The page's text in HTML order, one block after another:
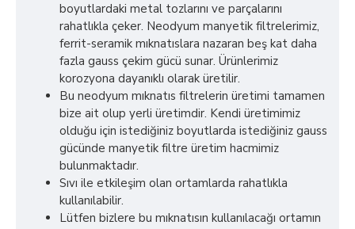
boyutlardaki metal tozlarını ve parçalarını
rahatlıkla çeker. Neodyum manyetik filtrelerimiz,
ferrit-seramik mıknatıslara nazaran beş kat daha
fazla gauss çekim gücü sunar. Ürünlerimiz
korozyona dayanıklı olarak üretilir.
Bu neodyum mıknatıs filtrelerin üretimi tamamen
bize ait olup yerli üretimdir. Kendi üretimimiz
olduğu için istediğiniz boyutlarda istediğiniz gauss
gücünde manyetik filtre üretim hacmimiz
bulunmaktadır.
Sıvı ile etkileşim olan ortamlarda rahatlıkla
kullanılabilir.
Lütfen bizlere bu mıknatısın kullanılacağı ortamın